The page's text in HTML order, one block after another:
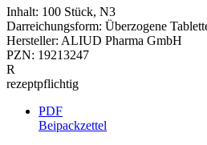
Inhalt: 100 Stück, N3
Darreichungsform: Überzogene
Hersteller: ALIUD Pharma GmbH
PZN: 19213247
R
rezeptpflichtig
PDF
Beipackzettel